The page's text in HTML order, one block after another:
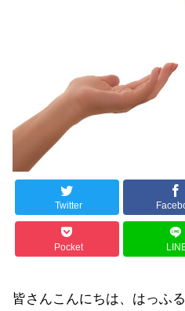
Twitter
Pocket
皆さんこんにちは、はっふ